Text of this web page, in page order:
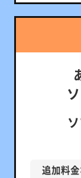
追加料